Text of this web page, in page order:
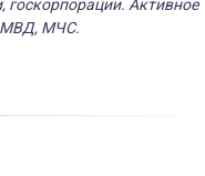
госкорпорации. Активное
МВД, МЧС.